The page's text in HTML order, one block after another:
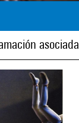
asociada